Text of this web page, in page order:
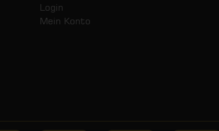
Login
Mein Konto